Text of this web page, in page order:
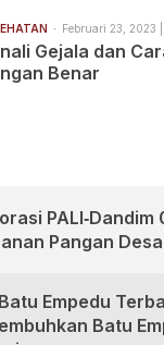
Februari 23, 2023
Gejala dan
Benar
Pangan
Empedu
Batu